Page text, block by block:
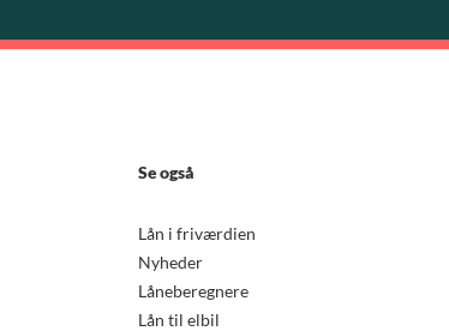
Se også
Lån i friværdien
Nyheder
Låneberegnere
Lån til elbil